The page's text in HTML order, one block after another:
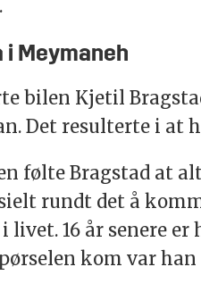
i Meymaneh
bilen Kjetil
Det resulterte i at
følte Bragstad at
rundt det å
16 år senere er
kom var